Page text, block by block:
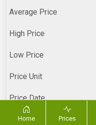
Home Prices